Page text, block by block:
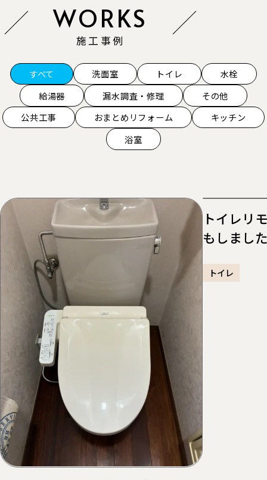
施工事例
すべて 洗面室 トイレ
水栓
給湯器
漏水調査・修理
その他
公共工事
おまとめリフォーム
キッチン
浴室
トイレリ
もしまし
トイレ